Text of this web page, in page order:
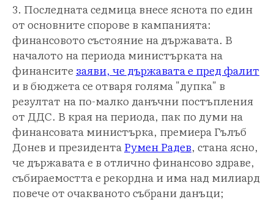
3. Последната седмица внесе яснота по един
от основните спорове в кампанията:
финансовото състояние на държавата. В
началото на периода министърката на
финансите заяви, че държавата е пред фалит
и в бюджета се отваря голяма "дупка" в
резултат на по-малко данъчни постъпления
от ДДС. В края на периода, пак по думи на
финансовата министърка, премиера Гълъб
Донев и президентаРумен Радев, стана ясно,
че държавата е в отлично финансово здраве,
събираемостта е рекордна и има над милиард
повече от очакваното събрани данъци;